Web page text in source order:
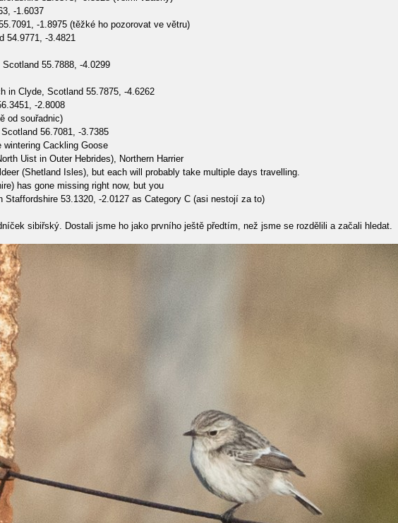
-1.6037
-1.8975 (těžké ho pozorovat ve větru)
54.9771, -3.4821
55.7888, -4.0299
in Clyde, Scotland 55.7875, -4.6262
-2.8008
od souřadnic)
56.7081, -3.7385
Cackling Goose
Uist in Outer Hebrides), Northern Harrier
(Shetland Isles), but each will probably take multiple days travelling.
has gone missing right now, but you
53.1320, -2.0127 as Category C (asi nestojí za to)
sibiřský. Dostali jsme ho jako prvního ještě předtím, než jsme se rozdělili a začali hledat.